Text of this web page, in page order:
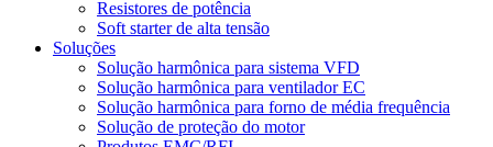
Resistores de potência
Soft starter de alta tensão
Soluções
Solução harmônica para sistema VFD
Solução harmônica para ventilador EC
Solução harmônica para forno de média frequência
Solução de proteção do motor